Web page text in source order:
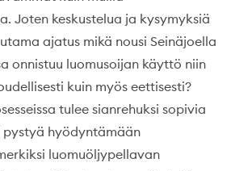
Joten keskustelua ja kysymyksiä
ajatus mikä nousi Seinäjoella
onnistuu luomusoijan käyttö niin
kuin myös eettisesti?
tulee sianrehuksi sopivia
hyödyntämään
luomuöljypellavan